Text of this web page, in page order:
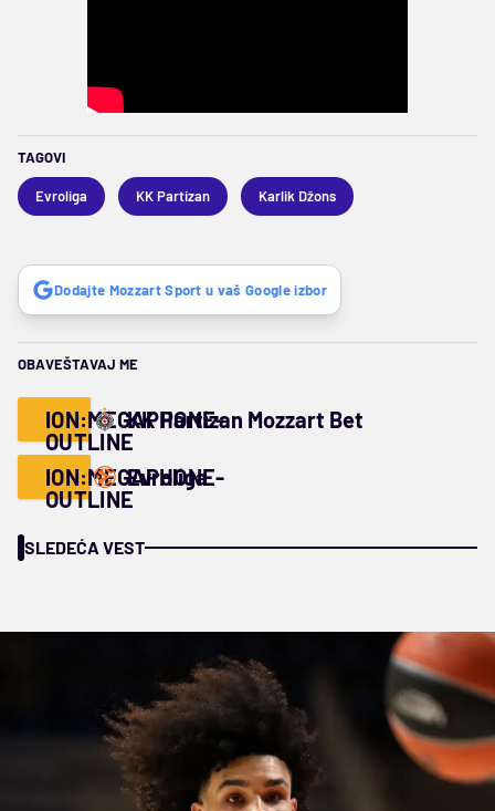
TAGOVI
Evroliga KK Partizan Karlik Džons
Dodajte Mozzart Sport u vaš Google izbor
OBAVEŠTAVAJ ME
ION:MEGAPHONE-
OUTLINE
KK Partizan Mozzart Bet
ION:MEGAPHONE-
OUTLINE
Evroliga
SLEDEĆA VEST